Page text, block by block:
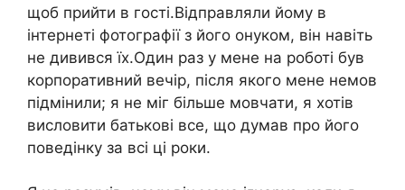
щоб прийти в гості.Відправляли йому в
інтернеті фотографії з його онуком, він навіть
не дивився їх.Один раз у мене на роботі був
корпоративний вечір, після якого мене немов
підмінили; я не міг більше мовчати, я хотів
висловити батькові все, що думав про його
поведінку за всі ці роки.